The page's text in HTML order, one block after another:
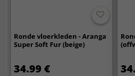
Ronde vloerkleden - Aranga
Super Soft Fur (beige)
34.99 €